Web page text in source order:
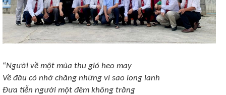
“Người về một mùa thu gió heo may
Về đâu có nhớ chăng những vì sao long lanh
Đưa tiễn người một đêm không trăng